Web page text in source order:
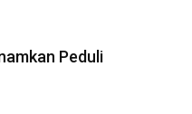
Peduli